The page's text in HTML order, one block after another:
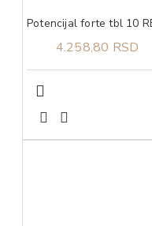
4.258,80 RSD